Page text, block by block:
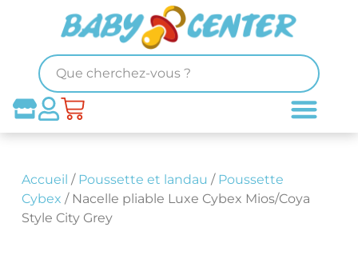
Accueil / Poussette et landau / Poussette
Cybex / Nacelle pliable Luxe Cybex Mios/Coya
Style City Grey